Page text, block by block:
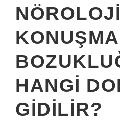
KONUŞMA
HANGI
GIDILIR?